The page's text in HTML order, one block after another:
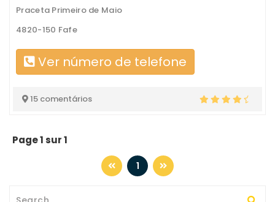
Praceta Primeiro de Maio
4820-150 Fafe
Ver número de telefone
15 comentários
Page 1 sur 1
1